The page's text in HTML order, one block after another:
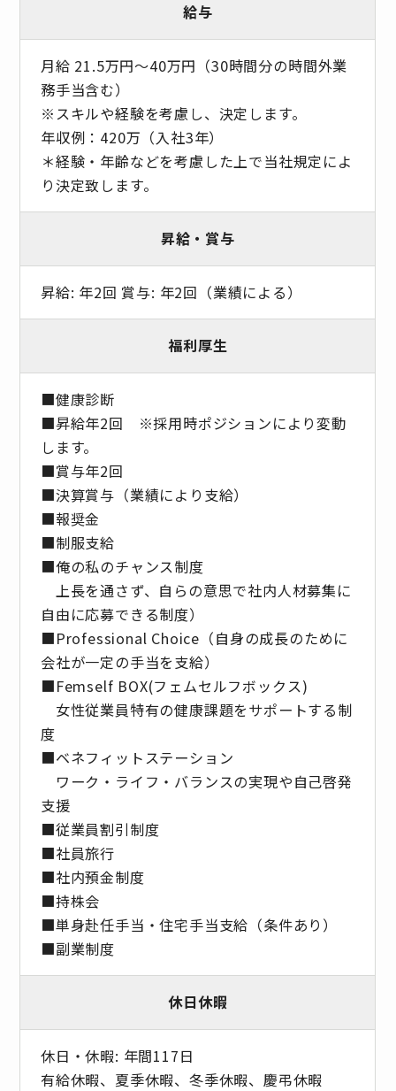
給与
月給 21.5万円～40万円（30時間分の時間外業
務手当含む）
※スキルや経験を考慮し、決定します。
年収例：420万（入社3年）
＊経験・年齢などを考慮した上で当社規定によ
り決定致します。
昇給・賞与
昇給: 年2回 賞与: 年2回（業績による）
福利厚生
■健康診断
■昇給年2回 ※採⽤時ポジションにより変動
します。
■賞与年2回
■決算賞与（業績により⽀給）
■報奨⾦
■制服支給
■俺の私のチャンス制度
上長を通さず、自らの意思で社内人材募集に
自由に応募できる制度）
■Professional Choice（自身の成長のために
会社が⼀定の手当を支給）
■Femself BOX(フェムセルフボックス)
女性従業員特有の健康課題をサポートする制
度
■ベネフィットステーション
ワーク・ライフ・バランスの実現や自己啓発
支援
■従業員割引制度
■社員旅⾏
■社内預⾦制度
■持株会
■単身赴任手当・住宅手当支給（条件あり）
■副業制度
休日休暇
休日・休暇: 年間117日
有給休暇、夏季休暇、冬季休暇、慶弔休暇